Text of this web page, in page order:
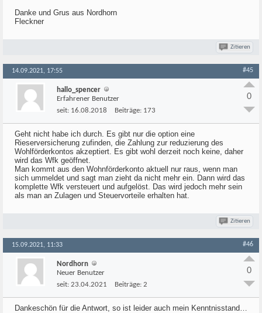
Danke und Grus aus Nordhorn
Fleckner
Zitieren
14.09.2021, 17:55 #45
hallo_spencer
Erfahrener Benutzer
seit: 16.08.2018 Beiträge: 173
0
Geht nicht habe ich durch. Es gibt nur die option eine
Rieserversicherung zufinden, die Zahlung zur reduzierung des
Wohlförderkontos akzeptiert. Es gibt wohl derzeit noch keine, daher
wird das Wfk geöffnet.
Man kommt aus den Wohnförderkonto aktuell nur raus, wenn man
sich ummeldet und sagt man zieht da nicht mehr ein. Dann wird das
komplette Wfk versteuert und aufgelöst. Das wird jedoch mehr sein
als man an Zulagen und Steuervorteile erhalten hat.
Zitieren
15.09.2021, 11:33 #46
Nordhorn
Neuer Benutzer
seit: 23.04.2021 Beiträge: 2
0
Dankeschön für die Antwort, so ist leider auch mein Kenntnisstand…